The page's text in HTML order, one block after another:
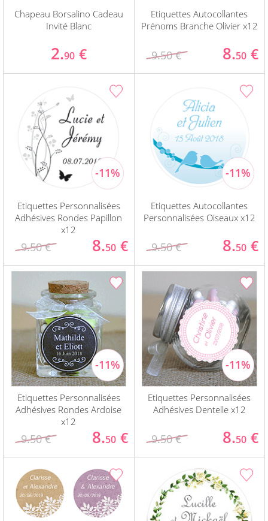
Chapeau Borsalino Cadeau
Invité Blanc
2.90 €
Etiquettes Autocollantes
Prénoms Branche Olivier x12
9.50 € 8.50 €
Etiquettes Personnalisées
Adhésives Rondes Papillon
x12
9.50 € 8.50 €
Etiquettes Autocollantes
Personnalisées Oiseaux x12
9.50 € 8.50 €
Etiquettes Personnalisées
Adhésives Rondes Ardoise
x12
9.50 € 8.50 €
Etiquettes Personnalisées
Adhésives Dentelle x12
9.50 € 8.50 €